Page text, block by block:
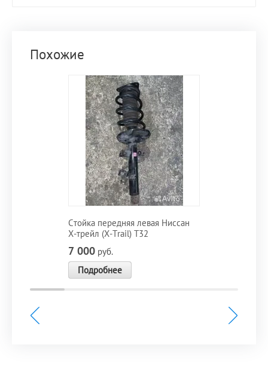
Похожие
Стойка передняя левая Ниссан
X-трейл (X-Trail) T32
7 000 руб.
Подробнее